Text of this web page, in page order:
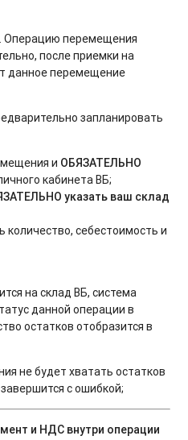
Операцию перемещения
после приемки на
данное перемещение
запланировать
и ОБЯЗАТЕЛЬНО
кабинета ВБ;
указать ваш склад
количество, себестоимость и
на склад ВБ, система
данной операции в
остатков отобразится в
не будет хватать остатков
с ошибкой;
и НДС внутри операции